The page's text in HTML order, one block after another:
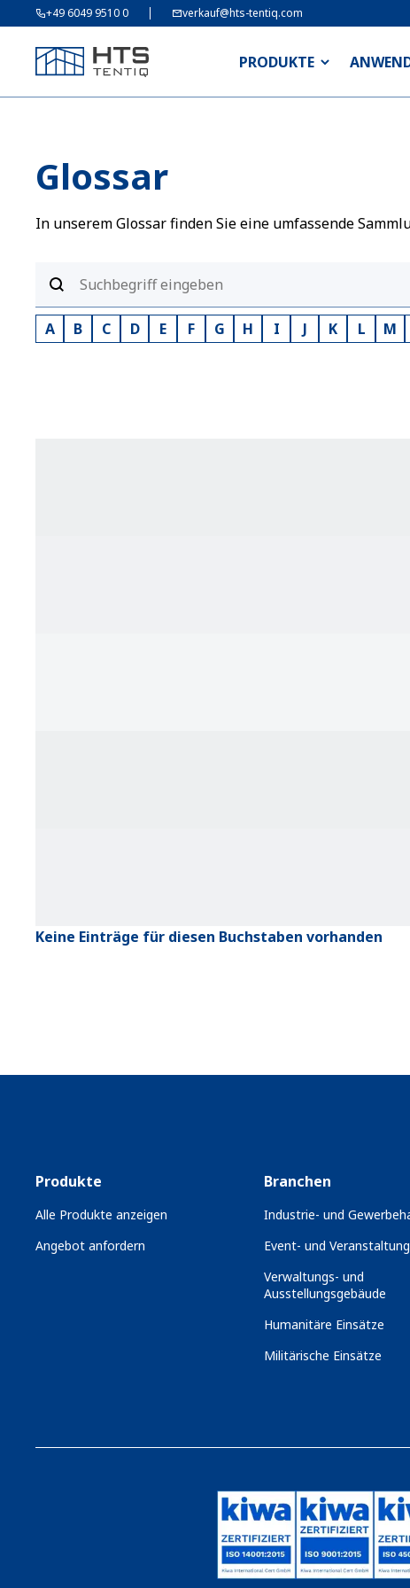
+49 6049 9510 0 verkauf@hts-tentiq.com
PRODUKTE
Glossar
In unserem Glossar finden Sie eine umfassende
A B C D E F G H I J K L M
Keine Einträge für diesen Buchstaben vorhanden
Produkte
Alle Produkte anzeigen
Angebot anfordern
Branchen
Industrie- und
Event- und
Verwaltungs- und
Ausstellungsgebäude
Humanitäre Einsätze
Militärische Einsätze